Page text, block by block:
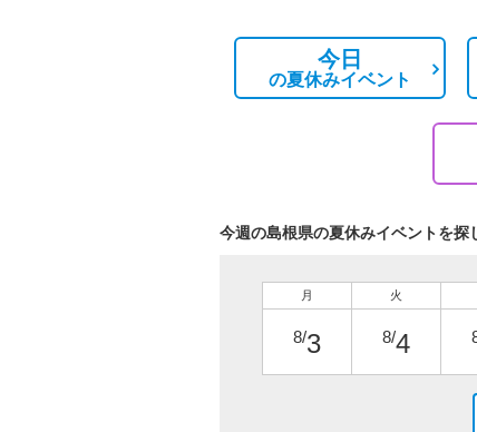
今日
の夏休みイベント
今週の島根県の夏休みイベントを探
月
8/3
火
8/4